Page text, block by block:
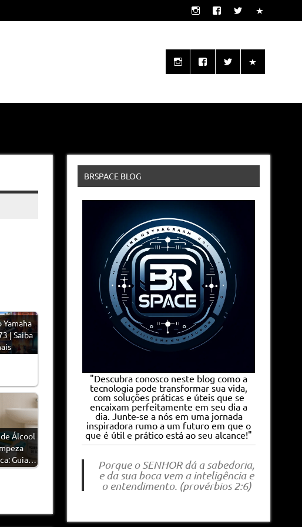
Yamaha
| Saiba
Álcool
Guia…
BRSPACE BLOG
"Descubra conosco neste blog como a
tecnologia pode transformar sua vida,
com soluções práticas e úteis que se
encaixam perfeitamente em seu dia a
dia. Junte-se a nós em uma jornada
inspiradora rumo a um futuro em que o
que é útil e prático está ao seu alcance!"
Porque o SENHOR dá a sabedoria,
e da sua boca vem a inteligência e
o entendimento. (provérbios 2:6)